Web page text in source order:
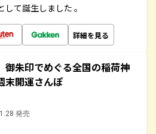
て誕生しました 。
詳細を見る
朱印でめぐる全国の稲荷神
開運さんぽ
発売